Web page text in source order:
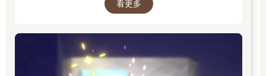
方吧。並且遊戲中的時間會與現實時間同步。體
的個性，度過悠悠哉哉的生活吧。
看更多